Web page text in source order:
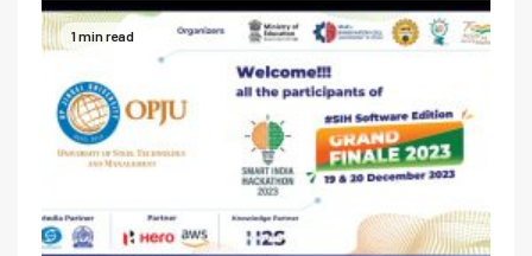
1 min read